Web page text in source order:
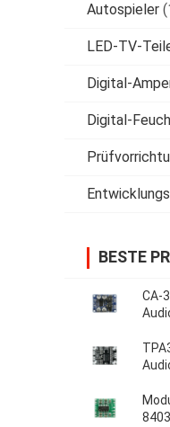
Autospieler
LED-TV-
Digital-
Digital-
BESTE
CA-
8403